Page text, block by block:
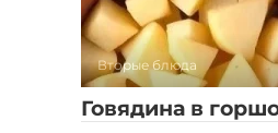
Вторые блюда
Говядина в